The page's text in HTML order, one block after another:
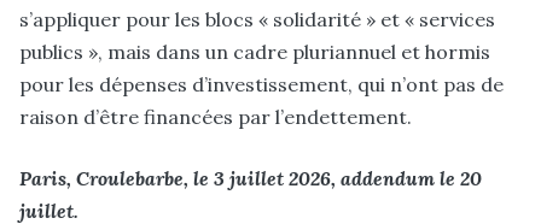
s’appliquer pour les blocs « solidarité » et « services
publics », mais dans un cadre pluriannuel et hormis
pour les dépenses d’investissement, qui n’ont pas de
raison d’être financées par l’endettement.
Paris, Croulebarbe, le 3 juillet 2026, addendum le 20
juillet.